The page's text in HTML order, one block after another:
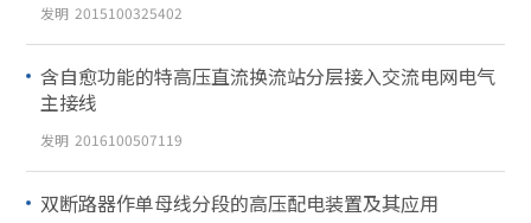
发明 2015100325402
含自愈功能的特高压直流换流站分层接入交流电网电气
主接线
发明 2016100507119
双断路器作单母线分段的高压配电装置及其应用